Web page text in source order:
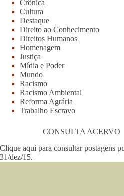
Crônica
Cultura
Destaque
Direito ao Conhecimento
Direitos Humanos
Homenagem
Justiça
Mídia e Poder
Mundo
Racismo
Racismo Ambiental
Reforma Agrária
Trabalho Escravo
CONSULTA ACERVO
Clique aqui para consultar postagens
31/dez/15.